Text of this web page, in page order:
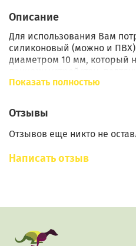
Описание
Для использования Вам
силиконовый (можно и
диаметром 10 мм, который
данному устройству,
емкости для брожения и
Показать полностью
Отзывы
Отзывов еще никто не
Написать отзыв